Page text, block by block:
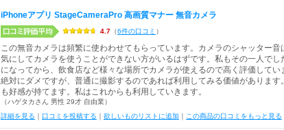
iPhoneアプリ StageCameraPro 高画質マナー 無音カメラ
4.7 （6件の口コミ ）
この無音カメラは頻繁に使わわせてもらっています。カメラのシャッター
気にしてカメラを使うことができない方がいるはずです。私もその一人でし
になってから、飲食店など様々な場所でカメラが使えるので高く評価して
絶対にダメですが、普通に撮影するのであれば利用してみる価値があります
も好感が持てます。私はこれからも利用していきます。
（ハゲタカさん 男性 29才 自由業）
詳細を見る ｜ 口コミを投稿する ｜ 欲しいものリストに追加 ｜ この商品の口コミをもっと見る